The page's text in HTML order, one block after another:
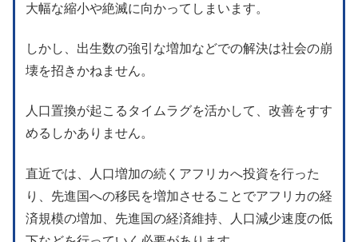
大幅な縮小や絶滅に向かってしまいます。
しかし、出生数の強引な増加などでの解決は社会の崩
壊を招きかねません。
人口置換が起こるタイムラグを活かして、改善をすす
めるしかありません。
直近では、人口増加の続くアフリカへ投資を行った
り、先進国への移民を増加させることでアフリカの経
済規模の増加、先進国の経済維持、人口減少速度の低